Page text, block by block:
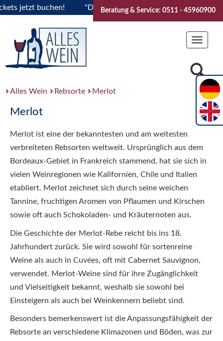
jetzt buchen! "Das Sommerfest 2026" Vive la
Beratung & Service: 0511 - 45960900
Toggle
Alles Wein Rebsorte Merlot
Merlot
Merlot ist eine der bekanntesten und am weitesten
verbreiteten Rebsorten weltweit. Ursprünglich aus dem
Bordeaux-Gebiet in Frankreich stammend, hat sie sich in
vielen Weinregionen wie Kalifornien, Chile und Italien
etabliert. Merlot zeichnet sich durch seine weichen
Tannine, fruchtigen Aromen von Pflaumen und Kirschen
sowie oft auch Schokoladen- und Kräuternoten aus.
Die Geschichte der Merlot-Rebe reicht bis ins 18.
Jahrhundert zurück. Sie wird sowohl für sortenreine
Weine als auch in Cuvées, oft mit Cabernet Sauvignon,
verwendet. Merlot-Weine sind für ihre Zugänglichkeit
und Vielseitigkeit bekannt, weshalb sie sowohl bei
Einsteigern als auch bei Weinkennern beliebt sind.
Besonders bemerkenswert ist die Anpassungsfähigkeit der
Rebsorte an verschiedene Klimazonen und Böden, was zur